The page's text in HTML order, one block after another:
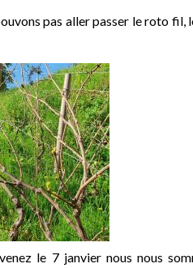
pas aller passer le roto fil,
le 7 janvier nous nous